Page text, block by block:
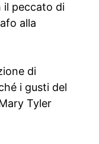
il peccato di
alla
di
i gusti del
Tyler